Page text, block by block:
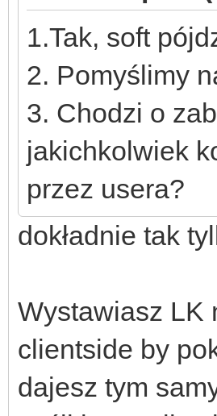
1.Tak, soft
2. Pomyślimy
3. Chodzi o
jakichkolwiek
przez usera?
dokładnie tak
Wystawiasz LK
clientside by
dajesz tym